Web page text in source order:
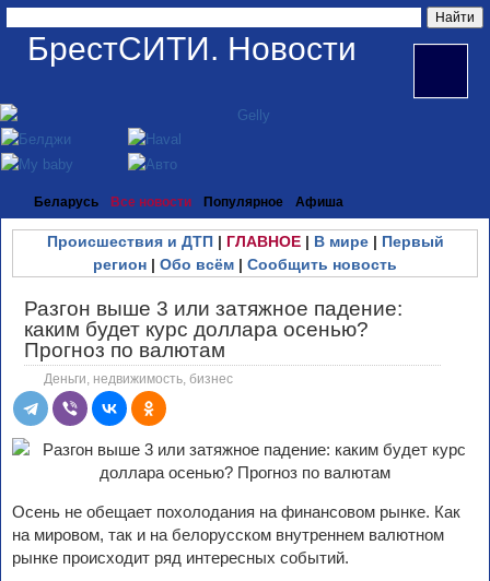
БрестСИТИ. Новости
Беларусь Все новости Популярное Афиша
Происшествия и ДТП| ГЛАВНОЕ| В мире| Первый
регион | Обо всём | Сообщить новость
Разгон выше 3 или затяжное падение:
каким будет курс доллара осенью?
Прогноз по валютам
Деньги, недвижимость, бизнес
Осень не обещает похолодания на финансовом рынке. Как
на мировом, так и на белорусском внутреннем валютном
рынке происходит ряд интересных событий.